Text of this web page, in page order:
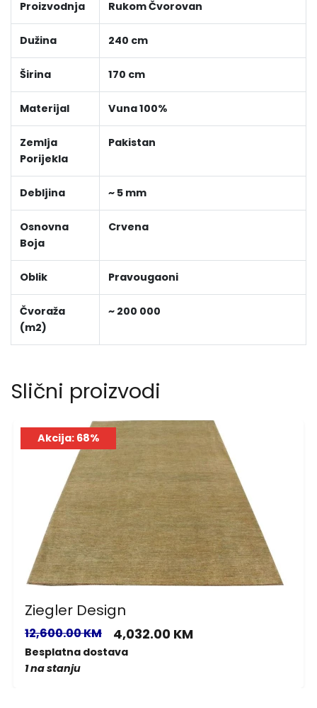
Proizvodnja Rukom Čvorovan
Dužina 240 cm
Širina 170 cm
Materijal Vuna 100%
Zemlja
Porijekla
Pakistan
Debljina ~ 5 mm
Osnovna
Boja
Crvena
Oblik Pravougaoni
Čvoraža
(m2)
~ 200 000
Slični proizvodi
Akcija: 68%
Ziegler Design
12,600.00 KM 4,032.00 KM
Besplatna dostava
1 na stanju